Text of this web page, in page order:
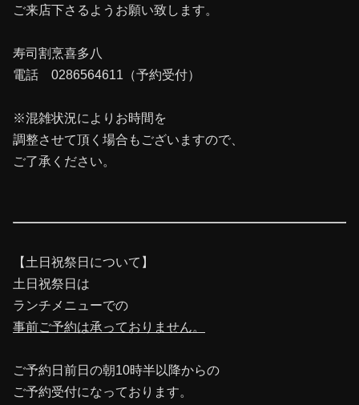
ご来店下さるようお願い致します。
寿司割烹喜多八
電話 0286564611（予約受付）
※混雑状況によりお時間を
調整させて頂く場合もございますので、
ご了承ください。
【土日祝祭日について】
土日祝祭日は
ランチメニューでの
事前ご予約は承っておりません。
ご予約日前日の朝10時半以降からの
ご予約受付になっております。